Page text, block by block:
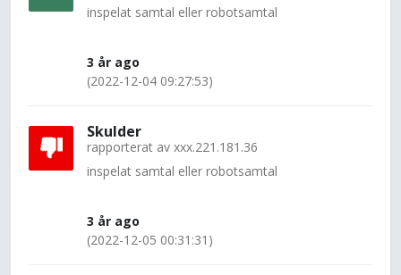
inspelat samtal eller robotsamtal
3 år ago
(2022-12-04 09:27:53)
Skulder
rapporterat av xxx.221.181.36
inspelat samtal eller robotsamtal
3 år ago
(2022-12-05 00:31:31)